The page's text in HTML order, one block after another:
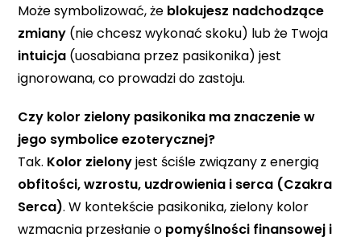
Może symbolizować, że blokujesz nadchodzące
zmiany (nie chcesz wykonać skoku) lub że Twoja
intuicja (uosabiana przez pasikonika) jest
ignorowana, co prowadzi do zastoju.
Czy kolor zielony pasikonika ma znaczenie w
jego symbolice ezoterycznej?
Tak. Kolor zielonyjest ściśle związany z energią
obfitości, wzrostu, uzdrowienia i serca (Czakra
Serca). W kontekście pasikonika, zielony kolor
wzmacnia przesłanie o pomyślności finansowej i